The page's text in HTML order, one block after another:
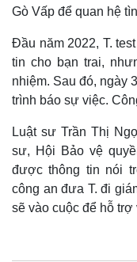
Thế giới
Quan sát
Cuộc sống đó đây
Gò Vấp để quan hệ
Đầu năm 2022, T.
tin cho bạn trai,
nhiệm. Sau đó, ngày
trình báo sự việc.
Luật sư Trần Thị
sư, Hội Bảo vệ
được thông tin nói
công an đưa T. đi
sẽ vào cuộc để hỗ trợ